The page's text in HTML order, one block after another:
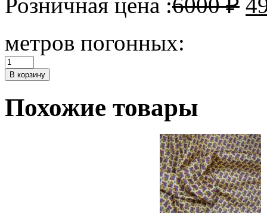
метров погонных:
Количество
Шелк
DIOR
В корзину
Похожие товары